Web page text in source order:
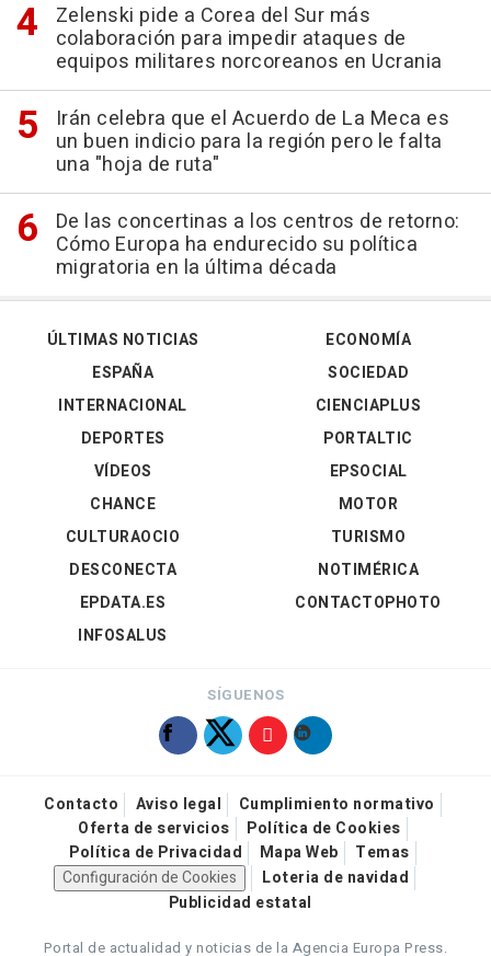
Zelenski pide a Corea del Sur más
colaboración para impedir ataques de
equipos militares norcoreanos en Ucrania
Irán celebra que el Acuerdo de La Meca es
un buen indicio para la región pero le falta
una "hoja de ruta"
De las concertinas a los centros de retorno:
Cómo Europa ha endurecido su política
migratoria en la última década
ÚLTIMAS NOTICIAS
ESPAÑA
INTERNACIONAL
DEPORTES
VÍDEOS
ECONOMÍA
SOCIEDAD
CIENCIAPLUS
PORTALTIC
EPSOCIAL
CHANCE
CULTURAOCIO
DESCONECTA
EPDATA.ES
INFOSALUS
MOTOR
TURISMO
NOTIMÉRICA
CONTACTOPHOTO
SÍGUENOS
Contacto Aviso legal
Cumplimiento normativo
Oferta de servicios
Política de Cookies
Política de Privacidad
Mapa Web
Temas
Configuración de Cookies
Loteria de navidad
Publicidad estatal
Portal de actualidad y noticias de la Agencia Europa Press.